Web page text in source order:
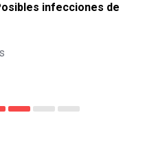
infecciones de